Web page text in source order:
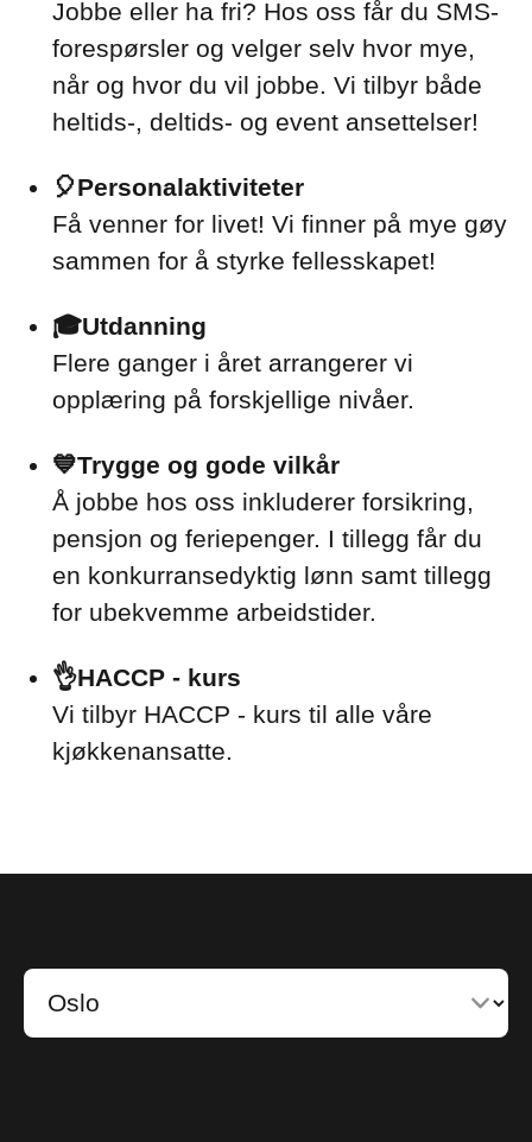
Jobbe eller ha fri? Hos oss får du SMS-
forespørsler og velger selv hvor mye,
når og hvor du vil jobbe. Vi tilbyr både
heltids-, deltids- og event ansettelser!
🎈Personalaktiviteter
Få venner for livet! Vi finner på mye gøy
sammen for å styrke fellesskapet!
🎓Utdanning
Flere ganger i året arrangerer vi
opplæring på forskjellige nivåer.
💙Trygge og gode vilkår
Å jobbe hos oss inkluderer forsikring,
pensjon og feriepenger. I tillegg får du
en konkurransedyktig lønn samt tillegg
for ubekvemme arbeidstider.
👌HACCP - kurs
Vi tilbyr HACCP - kurs til alle våre
kjøkkenansatte.